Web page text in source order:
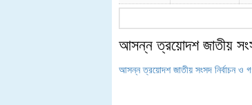
আসন্ন ত্রয়োদশ জাতীয়
আসন্ন ত্রয়োদশ জাতীয় সংসদ নির্বাচন ও